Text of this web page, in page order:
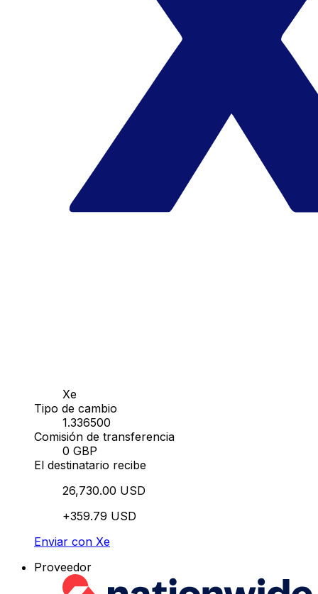
Xe
Tipo de cambio
1.336500
Comisión de transferencia
0 GBP
El destinatario recibe
26,730.00 USD
+359.79 USD
Enviar con Xe
Proveedor